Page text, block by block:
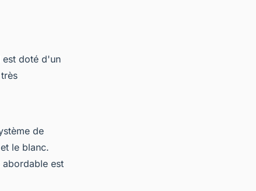
est doté d'un
de
le blanc.
est